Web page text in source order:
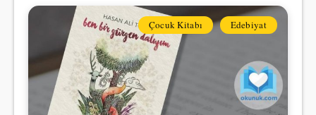
Çocuk Kitabı Edebiyat